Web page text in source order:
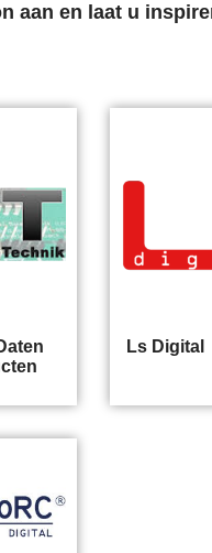
aan en laat u
Ls Digital